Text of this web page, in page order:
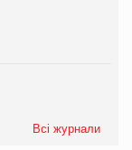
Всі журнали